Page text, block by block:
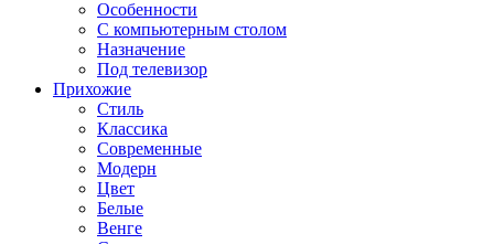
Особенности
С компьютерным столом
Назначение
Под телевизор
Прихожие
Стиль
Классика
Современные
Модерн
Цвет
Белые
Венге